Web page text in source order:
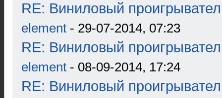
RE: Виниловый
element - 29-07-2014, 07:23
RE: Виниловый
element - 08-09-2014, 17:24
RE: Виниловый